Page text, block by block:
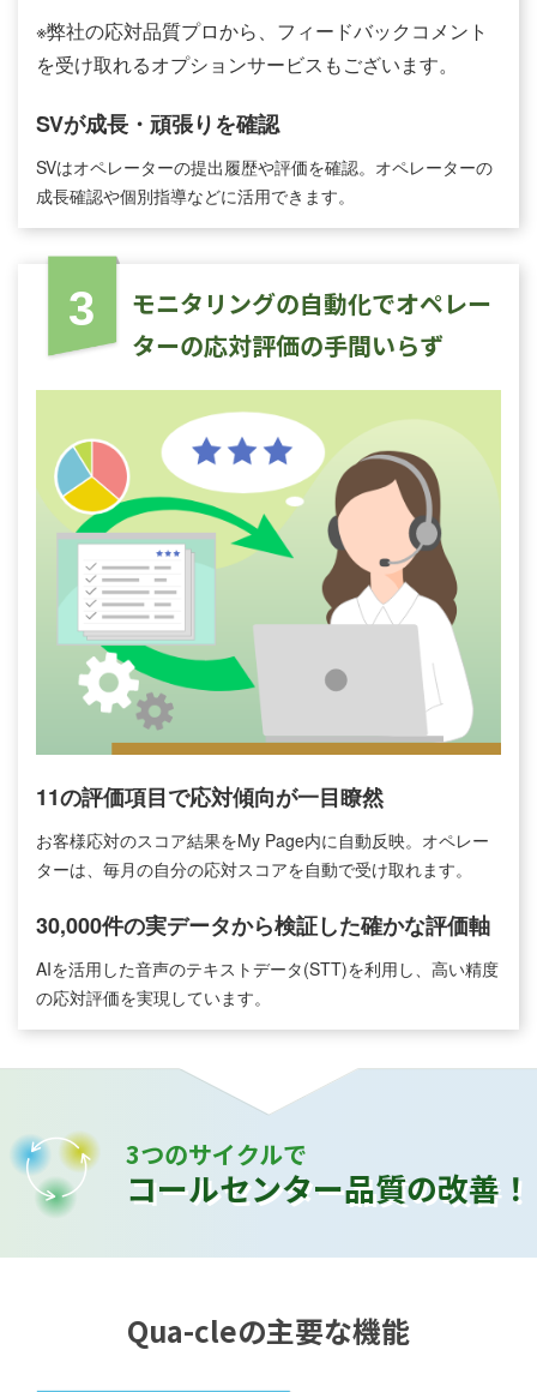
※弊社の応対品質プロから、フィードバックコメント
を受け取れるオプションサービスもございます。
SVが成⻑・頑張りを確認
SVはオペレーターの提出履歴や評価を確認。オペレーターの
成⻑確認や個別指導などに活⽤できます。
3
モニタリングの⾃動化でオペレー
ターの応対評価の⼿間いらず
11の評価項⽬で応対傾向が⼀⽬瞭然
お客様応対のスコア結果をMy Page内に⾃動反映。オペレー
ターは、毎月の自分の応対スコアを自動で受け取れます。
30,000件の実データから検証した確かな評価軸
AIを活⽤した⾳声のテキストデータ(STT)を利⽤し、⾼い精度
の応対評価を実現しています。
3つのサイクルで
コールセンター品質の改善！
Qua-cleの主要な機能